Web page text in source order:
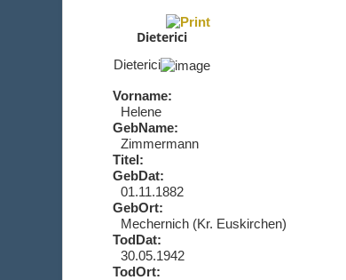
Dieterici
Dieterici
Vorname:
Helene
GebName:
Zimmermann
Titel:
GebDat:
01.11.1882
GebOrt:
Mechernich (Kr. Euskirchen)
TodDat:
30.05.1942
TodOrt: